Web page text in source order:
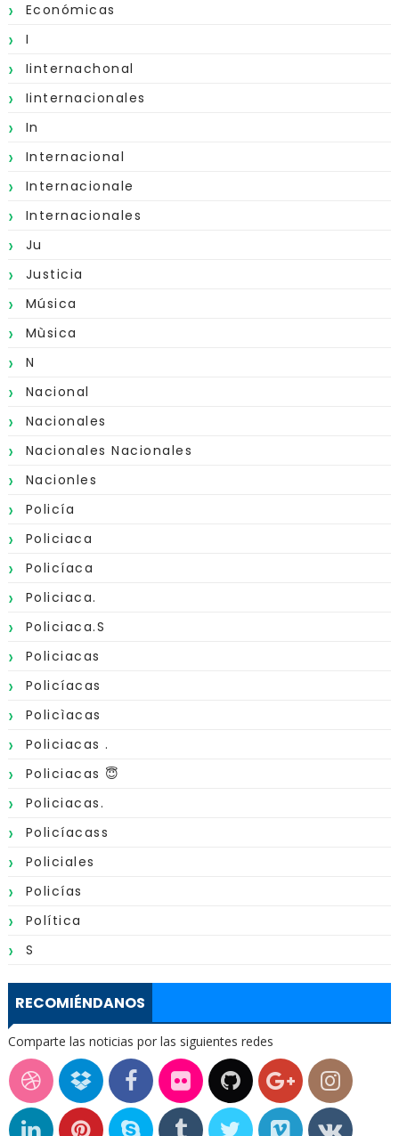
Económicas
I
Iinternachonal
Iinternacionales
In
Internacional
Internacionale
Internacionales
Ju
Justicia
Música
Mùsica
N
Nacional
Nacionales
Nacionales Nacionales
Nacionles
Policía
Policiaca
Policíaca
Policiaca.
Policiaca.s
Policiacas
Policíacas
Policìacas
Policiacas .
Policiacas 😇
Policiacas.
Policíacass
Policiales
Policías
Política
S
RECOMIÉNDANOS
Comparte las noticias por las siguientes redes